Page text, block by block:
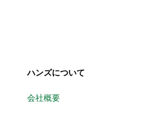
ハンズについて
会社概要